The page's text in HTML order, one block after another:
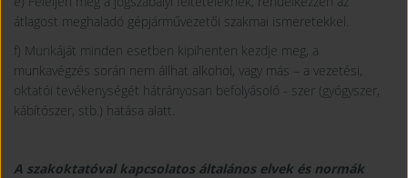
átlagost meghaladó gépjárművezetői szakmai ismeretekkel.
f) Munkáját minden esetben kipihenten kezdje meg, a
munkavégzés során nem állhat alkohol, vagy más – a vezetési,
oktatói tevékenységét hátrányosan befolyásoló - szer (gyógyszer,
kábítószer, stb.) hatása alatt.
A szakoktatóval kapcsolatos általános elvek és normák